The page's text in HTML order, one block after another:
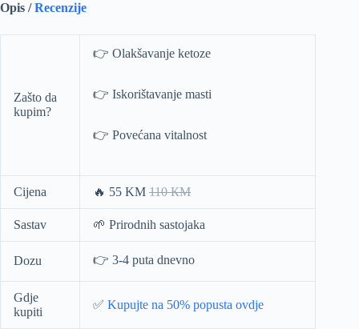
Opis /Recenzije
Zašto da
kupim?
👉 Olakšavanje ketoze
👉 Iskorištavanje masti
👉 Povećana vitalnost
Cijena 🔥 55 KM 110 КМ
Sastav 🌱 Prirodnih sastojaka
Dozu 👉 3-4 puta dnevno
Gdje
kupiti
✅ Kupujte na 50% popusta ovdje